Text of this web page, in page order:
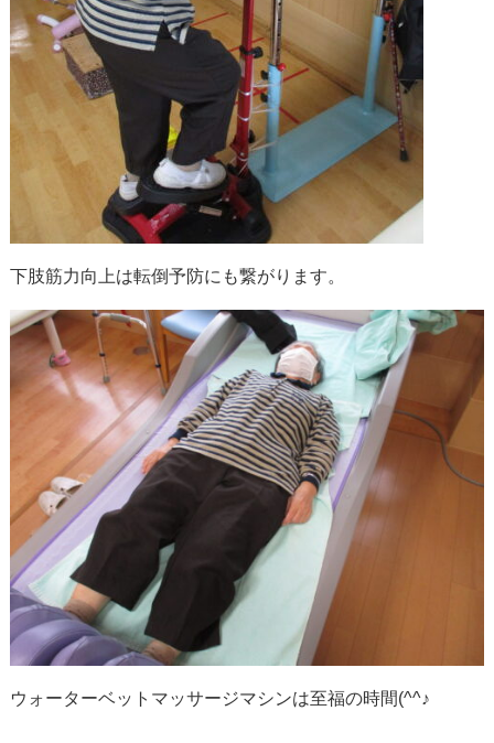
下肢筋力向上は転倒予防にも繋がります。
ウォーターベットマッサージマシンは至福の時間(^^♪